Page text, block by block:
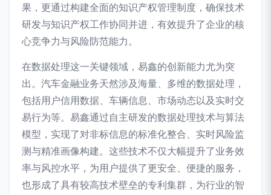
果，更通过构建全面的知识产权管理制度，确保技术
研发与知识产权工作协同并进，有效提升了企业的核
心竞争力与风险防范能力。
在数据处理这一关键领域，易鑫的创新能力尤为突
出。汽车金融业务天然涉及海量、多维的数据处理，
包括用户信用数据、车辆信息、市场动态以及实时交
易行为等。易鑫通过自主研发的数据处理技术与算法
模型，实现了对非标信息的标准化整合、实时风险监
测与精准画像构建。这些技术不仅大幅提升了业务效
率与风控水平，为用户提供了更安全、便捷的服务，
也形成了具有较高技术壁垒的专利集群，为行业的智